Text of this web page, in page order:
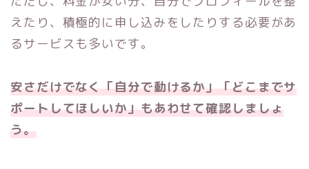
えたり、積極的に申し込みをしたりする必要があ
るサービスも多いです。
安さだけでなく「自分で動けるか」「どこまでサ
ポートしてほしいか」もあわせて確認しましょ
う。